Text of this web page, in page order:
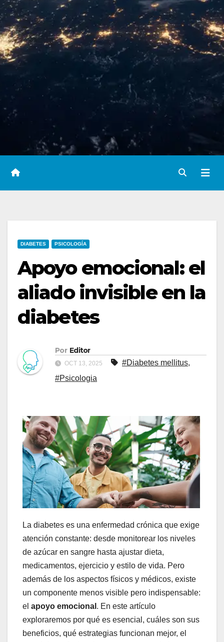
DIABETES PSICOLOGÍA
Apoyo emocional: el
aliado invisible en la
diabetes
Por Editor
OCT 13, 2025 #Diabetes mellitus,
#Psicologia
La diabetes es una enfermedad crónica que exige
atención constante: desde monitorear los niveles
de azúcar en sangre hasta ajustar dieta,
medicamentos, ejercicio y estilo de vida. Pero
además de los aspectos físicos y médicos, existe
un componente menos visible pero indispensable:
el apoyo emocional . En este artículo
exploraremos por qué es esencial, cuáles son sus
beneficios, qué estrategias funcionan mejor, el